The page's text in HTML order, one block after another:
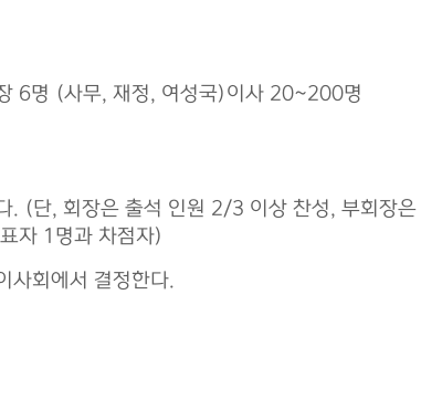
6명 (사무, 재정, 여성국)이사 20~200명
. (단, 회장은 출석 인원 2/3 이상 찬성, 부회장
자 1명과 차점자)
사회에서 결정한다.